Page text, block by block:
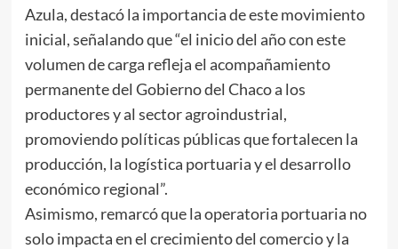
Azula, destacó la importancia de este movimiento
inicial, señalando que “el inicio del año con este
volumen de carga refleja el acompañamiento
permanente del Gobierno del Chaco a los
productores y al sector agroindustrial,
promoviendo políticas públicas que fortalecen la
producción, la logística portuaria y el desarrollo
económico regional”.
Asimismo, remarcó que la operatoria portuaria no
solo impacta en el crecimiento del comercio y la